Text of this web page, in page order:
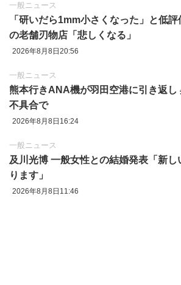
一般ニュース
「研いだら1mm小さくなった」と低評
の老舗刃物店「悲しくなる」
2026年8月8日20:56
一般ニュース
熊本行きANA機が羽田空港に引き返し
不具合で
2026年8月8日16:24
一般ニュース
及川光博 一般女性との結婚発表「新
ります」
2026年8月8日11:46